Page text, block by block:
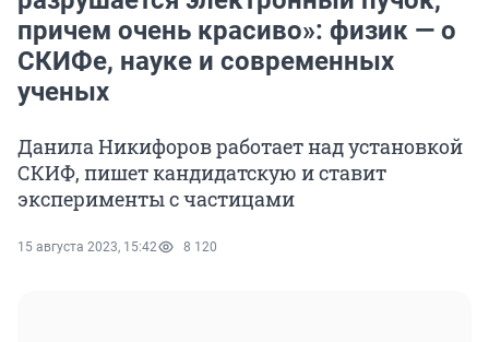
причем очень красиво»: физик — о
СКИФе, науке и современных
ученых
Данила Никифоров работает над установкой
СКИФ, пишет кандидатскую и ставит
эксперименты с частицами
15 августа 2023, 15:42 8 120